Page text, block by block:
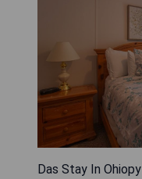
Das Stay In